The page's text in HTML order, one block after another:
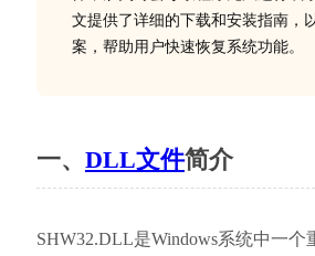
文提供了详细的下载和安装指南，
案，帮助用户快速恢复系统功能。
一、 DLL文件简介
SHW32.DLL是Windows系统中一个